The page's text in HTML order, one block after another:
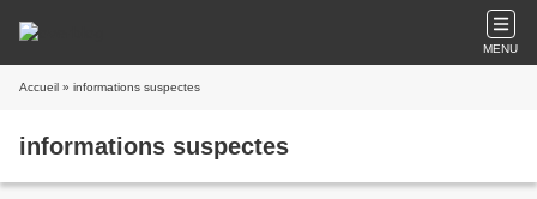
MENU
Accueil » informations suspectes
informations suspectes